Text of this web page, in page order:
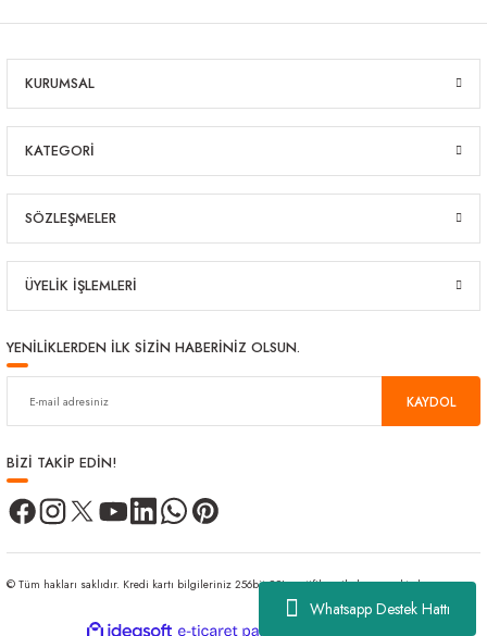
Whatsapp Destek Hattı
KURUMSAL
KATEGORİ
SÖZLEŞMELER
ÜYELİK İŞLEMLERİ
YENİLİKLERDEN İLK SİZİN HABERİNİZ OLSUN.
KAYDOL
BİZİ TAKİP EDİN!
© Tüm hakları saklıdır. Kredi kartı bilgileriniz 256bit SSL sertifikası ile korunmaktadır.
ideasoft